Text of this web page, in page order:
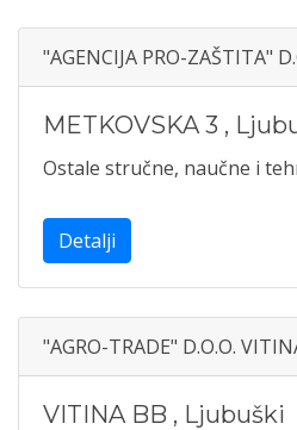
"AGENCIJA PRO-ZAŠTITA"
METKOVSKA 3 ,
Ostale stručne, naučne i
Detalji
"AGRO-TRADE" D.O.O.
VITINA BB , Ljubuški